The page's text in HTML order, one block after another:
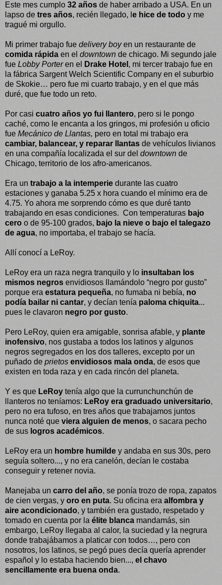
Este mes cumplo 32 años de haber arribado a USA. En un
lapso de tres años, recién llegado, l e hice de todo y me
tragué mi orgullo.
Mi primer trabajo fue delivery boyen un restaurante de
comida rápida en el downtown de chicago. Mi segundo jale
fue Lobby Porteren el Drake Hotel , mi tercer trabajo fue en
la fábrica Sargent Welch Scientific Company en el suburbio
de Skokie… pero fue mi cuarto trabajo, y en el que más
duré, que fue todo un reto.
Por casi cuatro años yo fui llantero, pero si le pongo
caché, como le encanta a los gringos, mi profesión u oficio
fue Mecánico de Llantas, pero en total mi trabajo era
cambiar, balancear, y reparar llantas de vehículos livianos
en una compañía localizada el sur del downtown de
Chicago, territorio de los afro-americanos.
Era un trabajo a la intemperie durante las cuatro
estaciones y ganaba 5.25 x hora cuando el mínimo era de
4.75. Yo ahora me sorprendo cómo es que duré tanto
trabajando en esas condiciones. Con temperaturas bajo
cero o de 95-100 grados, bajo la nieve o bajo el talegazo
de agua, no importaba, el trabajo se hacía.
Allí conocí a LeRoy.
LeRoy era un raza negra tranquilo y lo insultaban los
mismos negros envidiosos llamándolo “negro por gusto”
porque era estatura pequeña, no fumaba ni bebía, no
podía bailar ni cantar, y decían tenía paloma chiquita...
pues le clavaron negro por gusto.
Pero LeRoy, quien era amigable, sonrisa afable, y plante
inofensivo, nos gustaba a todos los latinos y algunos
negros segregados en los dos talleres, excepto por un
puñado de prietos envidiosos mala onda, de esos que
existen en toda raza y en cada rincón del planeta.
Y es que LeRoy tenía algo que la currunchunchún de
llanteros no teníamos: LeRoy era graduado universitario,
pero no era tufoso, en tres años que trabajamos juntos
nunca noté que viera alguien de menos, o sacara pecho
de sus logros académicos.
LeRoy era un hombre humilde y andaba en sus 30s, pero
seguía soltero..., y no era canelón, decían le costaba
conseguir y retener novia.
Manejaba un carro del año, se ponía trozo de ropa, zapatos
de cien vergas, y oro en puta. Su oficina era alfombra y
aire acondicionado, y también era gustado, respetado y
tomado en cuenta por la élite blanca mandamás, sin
embargo, LeRoy llegaba al calor, la suciedad y la negrura
donde trabajábamos a platicar con todos…, pero con
nosotros, los latinos, se pegó pues decía quería aprender
español y lo estaba haciendo bien..., el chavo
sencillamente era buena onda.